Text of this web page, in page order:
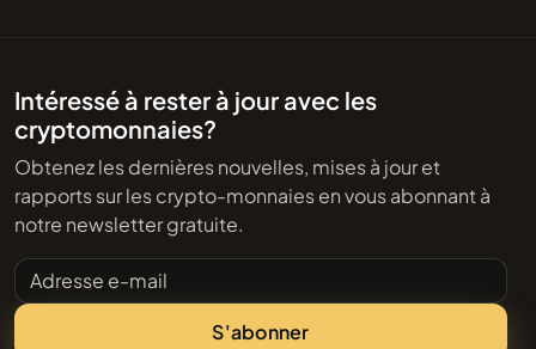
Intéressé à rester à jour avec les
cryptomonnaies?
Obtenez les dernières nouvelles, mises à jour et
rapports sur les crypto-monnaies en vous abonnant à
notre newsletter gratuite.
Adresse e-mail
S'abonner